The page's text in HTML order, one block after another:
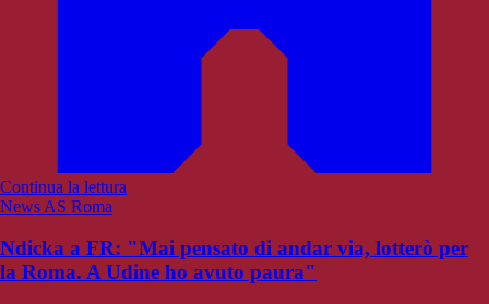
Continua la lettura
News AS Roma
Ndicka a FR: "Mai pensato di andar via, lotterò per
la Roma. A Udine ho avuto paura"